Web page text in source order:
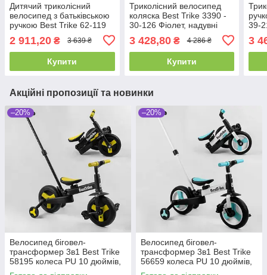
Дитячий триколісний
велосипед з батьківською
ручкою Best Trike 62-119
фара, USB,
2 911,20 ₴ 3 639 ₴
Купити
Триколісний велосипед
коляска Best Trike 3390 -
30-126 Фіолет, надувні
колеса, фара з USB, пульт
3 428,80₴ 4 286 ₴
Купити
39-
3
Акційні пропозиції та новинки
–20%
Велосипед біговел-
трансформер 3в1 Best Trike
58195 колеса PU 10 дюймів,
з батьківською ручкою, знімні
–20%
Велосипед біговел-
трансформер 3в1 Best Trike
56659 колеса PU 10 дюймів,
з батьківською ручкою, знімні